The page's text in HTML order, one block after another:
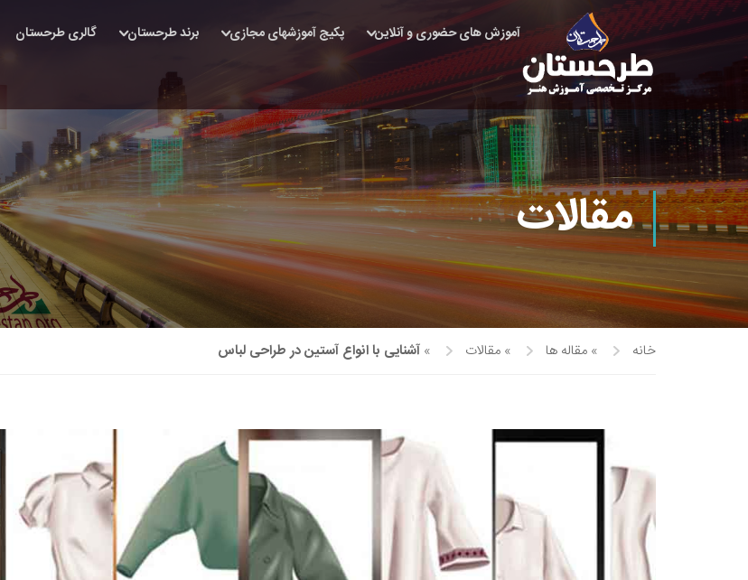
آموزش های حضوری و آنلاین پکیج آموزشهای مجازی برند طرحستان گالری طرحستان
مقالات
خانه » مقاله ها » مقالات » آشنایی با انواع آستین در طراحی لباس